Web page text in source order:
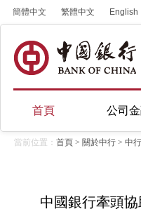
簡體中文 繁體中文 English
首頁 公司
當前位置： 首頁 > 關於中行 > 中
中國銀行牽頭